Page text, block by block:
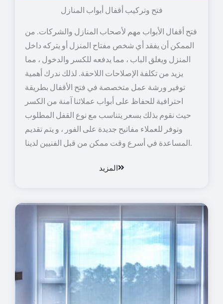
فتح وتركيب أقفال أبواب المنازل
فتح أقفال الأبواب مهم لأصحاب المنازل والشركات. من
الممكن أن يفقد أي شخص مفتاح المنزل أو يتركه داخل
المنزل ويغلق الباب ، مما يدفعه للكسر والدخول ، مما
يزيد من تكلفة الإصلاحات اللاحقة. لذلك ندرك أهمية
توفير ورشة عمل متخصصة في فتح الأقفال بطريقة
احترافية للحفاظ على أبواب عملائنا آمنة من الكسر
حيث نقوم بذلك بسعر يتناسب مع نوع القفل المطلوب
ونوفر للعملاء مفاتيح جديدة على الفور ، و يتم تقديم
المساعدة في أسرع وقت ممكن من قبل الفنيين لدينا.
المزيد